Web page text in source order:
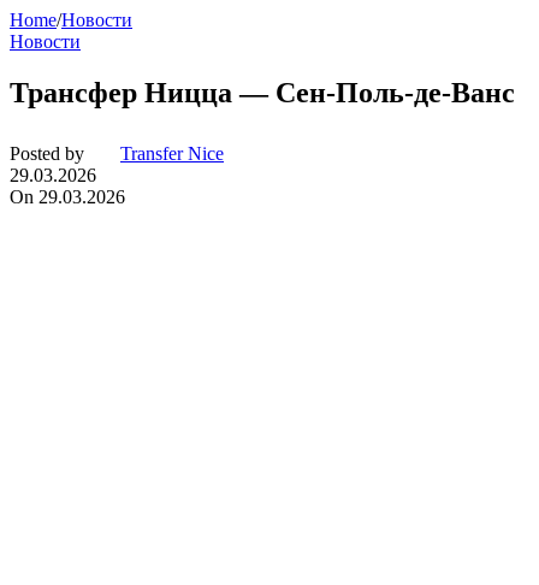
Home/Новости
Новости
Трансфер Ницца — Сен-Поль-де-Ванс
Posted by
Transfer Nice
29.03.2026
On 29.03.2026